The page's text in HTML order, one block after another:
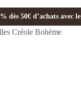
dès 50€ d’achats avec
Créole Bohème